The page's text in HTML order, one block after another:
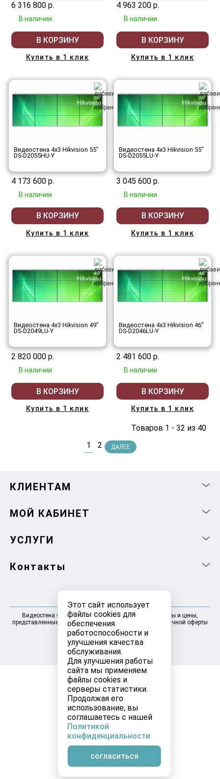
Этот сайт использует
файлы cookies для
обеспечения
работоспособности и
улучшения качества
обслуживания.
Для улучшения работы
сайта мы применяем
файлы cookies и
серверы статистики.
Продолжая его
использование, вы
соглашаетесь с нашей
Политикой
конфиденциальности
согласиться
6 316 800 р.
В наличии
В КОРЗИНУ
Купить в 1 клик
4 963 200 р.
В наличии
В КОРЗИНУ
Купить в 1 клик
Видеостена 4x3 Hikvision 55"
DS-D2055HU-Y
4 173 600 р.
В наличии
В КОРЗИНУ
Купить в 1 клик
Видеостена 4x3 Hikvision 55"
DS-D2055LU-Y
3 045 600 р.
В наличии
В КОРЗИНУ
Купить в 1 клик
Видеостена 4x3 Hikvision 49"
DS-D2049LU-Y
2 820 000 р.
В наличии
В КОРЗИНУ
Купить в 1 клик
Видеостена 4x3 Hikvision 46"
DS-D2046LU-Y
2 481 600 р.
В наличии
В КОРЗИНУ
Купить в 1 клик
1 2 ДАЛЕЕ
Товаров 1 - 32 из 40
КЛИЕНТАМ
МОЙ КАБИНЕТ
УСЛУГИ
Контакты
Видеостена Самара 2025-2026 © Информация, товары и цены,
представленные на сайте, не являются договором публичной оферты